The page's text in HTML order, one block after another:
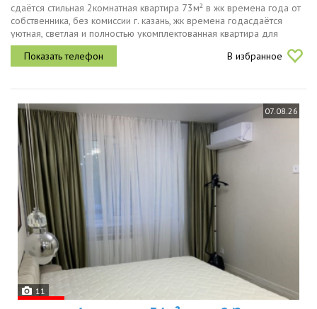
сдаётся стильная 2комнатная квартира 73м² в жк времена года от
собственника, без комиссии г. казань, жк времена годасдаётся
уютная, светлая и полностью укомплектованная квартира для
комфортного проживания на длительный срок. о квартире
площадь 73...
В избранное
07.08.26
11